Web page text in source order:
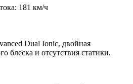
181 км/ч
Dual Ionic, двойная
блеска и отсутствия статики.